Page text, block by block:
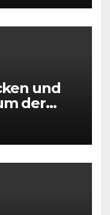
und
der
für den
eine